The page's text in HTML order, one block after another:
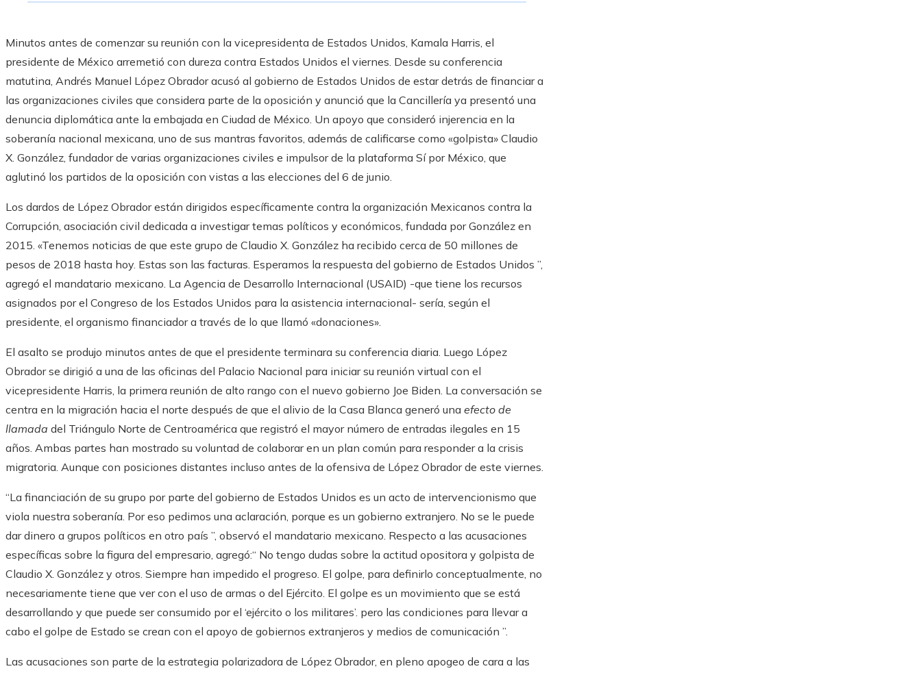
Minutos antes de comenzar su reunión con la vicepresidenta de Estados Unidos, Kamala Harris, el
presidente de México arremetió con dureza contra Estados Unidos el viernes. Desde su conferencia
matutina, Andrés Manuel López Obrador acusó al gobierno de Estados Unidos de estar detrás de financiar a
las organizaciones civiles que considera parte de la oposición y anunció que la Cancillería ya presentó una
denuncia diplomática ante la embajada en Ciudad de México. Un apoyo que consideró injerencia en la
soberanía nacional mexicana, uno de sus mantras favoritos, además de calificarse como «golpista» Claudio
X. González, fundador de varias organizaciones civiles e impulsor de la plataforma Sí por México, que
aglutinó los partidos de la oposición con vistas a las elecciones del 6 de junio.
Los dardos de López Obrador están dirigidos específicamente contra la organización Mexicanos contra la
Corrupción, asociación civil dedicada a investigar temas políticos y económicos, fundada por González en
2015. «Tenemos noticias de que este grupo de Claudio X. González ha recibido cerca de 50 millones de
pesos de 2018 hasta hoy. Estas son las facturas. Esperamos la respuesta del gobierno de Estados Unidos ”,
agregó el mandatario mexicano. La Agencia de Desarrollo Internacional (USAID) -que tiene los recursos
asignados por el Congreso de los Estados Unidos para la asistencia internacional- sería, según el
presidente, el organismo financiador a través de lo que llamó «donaciones».
El asalto se produjo minutos antes de que el presidente terminara su conferencia diaria. Luego López
Obrador se dirigió a una de las oficinas del Palacio Nacional para iniciar su reunión virtual con el
vicepresidente Harris, la primera reunión de alto rango con el nuevo gobierno Joe Biden. La conversación se
centra en la migración hacia el norte después de que el alivio de la Casa Blanca generó una efecto de
llamada del Triángulo Norte de Centroamérica que registró el mayor número de entradas ilegales en 15
años. Ambas partes han mostrado su voluntad de colaborar en un plan común para responder a la crisis
migratoria. Aunque con posiciones distantes incluso antes de la ofensiva de López Obrador de este viernes.
“La financiación de su grupo por parte del gobierno de Estados Unidos es un acto de intervencionismo que
viola nuestra soberanía. Por eso pedimos una aclaración, porque es un gobierno extranjero. No se le puede
dar dinero a grupos políticos en otro país ”, observó el mandatario mexicano. Respecto a las acusaciones
específicas sobre la figura del empresario, agregó:“ No tengo dudas sobre la actitud opositora y golpista de
Claudio X. González y otros. Siempre han impedido el progreso. El golpe, para definirlo conceptualmente, no
necesariamente tiene que ver con el uso de armas o del Ejército. El golpe es un movimiento que se está
desarrollando y que puede ser consumido por el ‘ejército o los militares’. pero las condiciones para llevar a
cabo el golpe de Estado se crean con el apoyo de gobiernos extranjeros y medios de comunicación ”.
Las acusaciones son parte de la estrategia polarizadora de López Obrador, en pleno apogeo de cara a las